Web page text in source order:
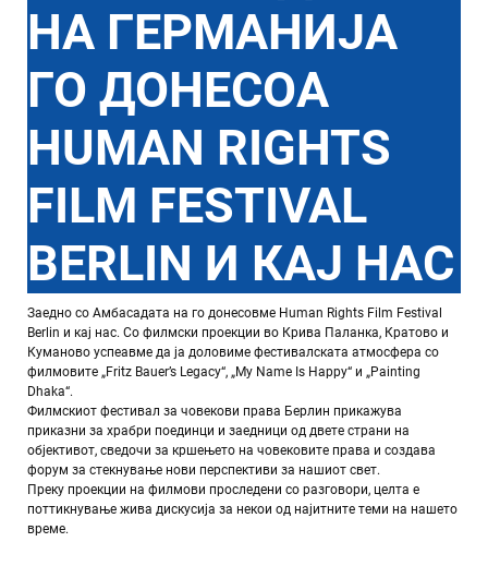
НА ГЕРМАНИЈА
ГО ДОНЕСОА
HUMAN RIGHTS
FILM FESTIVAL
BERLIN И КАЈ НАС
Заедно со Амбасадата на го донесовме Human Rights Film Festival
Berlin и кај нас. Со филмски проекции во Крива Паланка, Кратово и
Куманово успеавме да ја доловиме фестивалската атмосфера со
филмовите „Fritz Bauer’s Legacy“, „My Name Is Happy“ и „Painting
Dhaka“.
Филмскиот фестивал за човекови права Берлин прикажува
приказни за храбри поединци и заедници од двете страни на
објективот, сведочи за кршењето на човековите права и создава
форум за стекнување нови перспективи за нашиот свет.
Преку проекции на филмови проследени со разговори, целта е
поттикнување жива дискусија за некои од најитните теми на нашето
време.